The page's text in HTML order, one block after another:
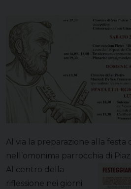
Al via la preparazione alla festa
nell’omonima parrocchia di
Al centro della
riflessione nei giorni